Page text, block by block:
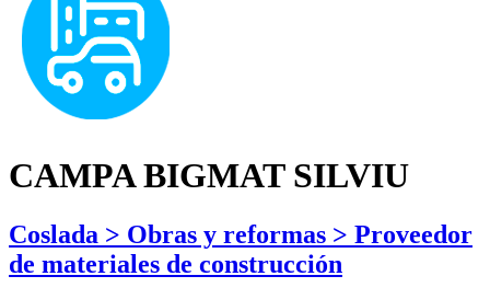
CAMPA BIGMAT SILVIU
Coslada > Obras y reformas > Proveedor
de materiales de construcción